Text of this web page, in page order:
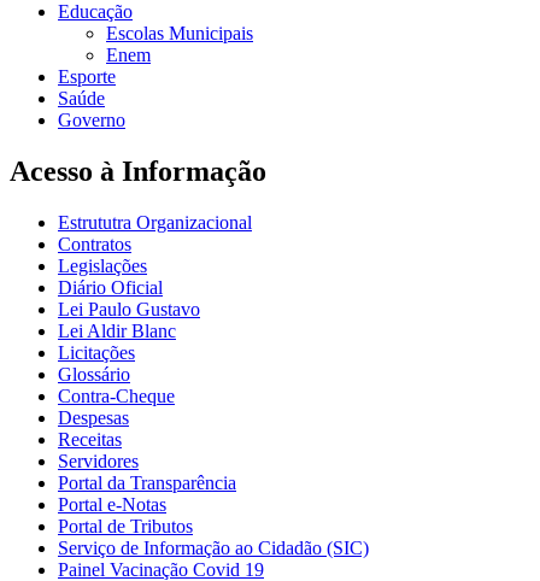
Educação
Escolas Municipais
Enem
Esporte
Saúde
Governo
Acesso à Informação
Estrututra Organizacional
Contratos
Legislações
Diário Oficial
Lei Paulo Gustavo
Lei Aldir Blanc
Licitações
Glossário
Contra-Cheque
Despesas
Receitas
Servidores
Portal da Transparência
Portal e-Notas
Portal de Tributos
Serviço de Informação ao Cidadão (SIC)
Painel Vacinação Covid 19